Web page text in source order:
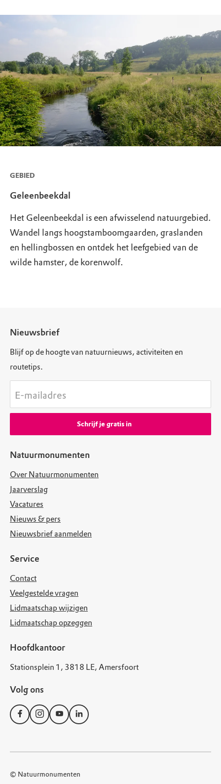
GEBIED
Geleenbeekdal
Het Geleenbeekdal is een afwisselend natuurgebied.
Wandel langs hoogstamboomgaarden, graslanden
en hellingbossen en ontdek het leefgebied van de
wilde hamster, de korenwolf.
Natuurmonumenten
Over Natuurmonumenten
Jaarverslag
Vacatures
Nieuws & pers
Nieuwsbrief aanmelden
Service
Contact
Veelgestelde vragen
Lidmaatschap wijzigen
Lidmaatschap opzeggen
Hoofdkantoor
Stationsplein 1, 3818 LE, Amersfoort
Volg ons
Nieuwsbrief
Blijf op de hoogte van natuurnieuws, activiteiten en
routetips.
E-mailadres
Schrijf je gratis in
© Natuurmonumenten